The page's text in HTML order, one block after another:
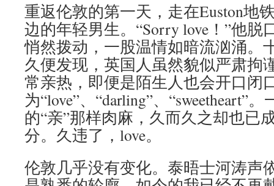
重返伦敦的第一天，走在Euston地
边的年轻男生。“Sorry love！”他脱
悄然拨动，一股温情如暗流汹涌。
久便发现，英国人虽然貌似严肃拘
常亲热，即便是陌生人也会开口闭
为“love”、“darling”、“sweetheart”
的“亲”那样肉麻，久而久之却也已
分。久违了，love。
伦敦几乎没有变化。泰晤士河涛声